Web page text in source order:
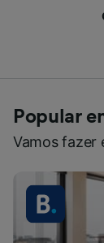
Popular
Vamos fazer